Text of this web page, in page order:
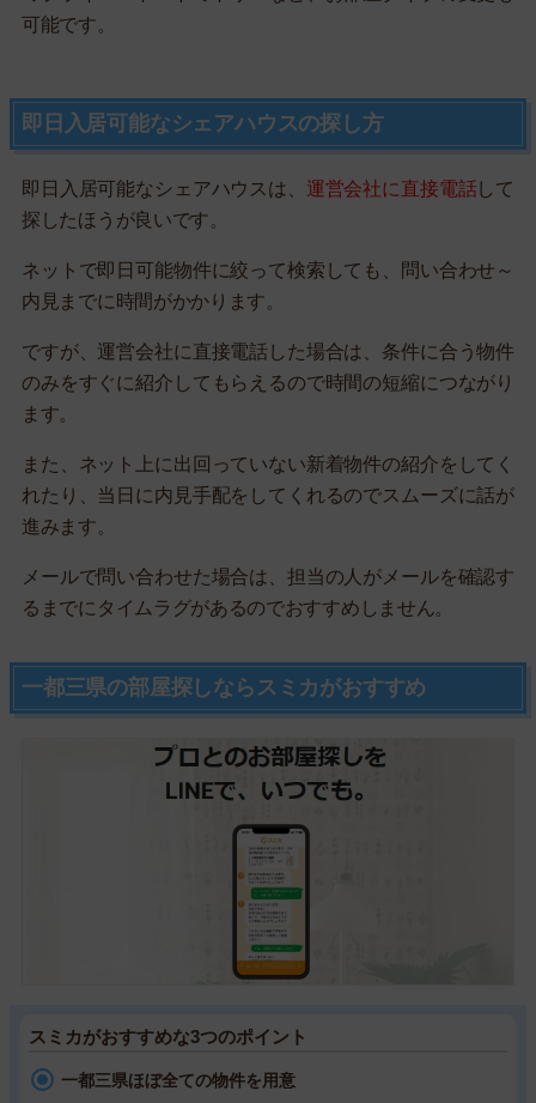
可能です。
即日入居可能なシェアハウスの探し方
即日入居可能なシェアハウスは、 運営会社に直接電話して
探したほうが良いです。
ネットで即日可能物件に絞って検索しても、問い合わせ～
内見までに時間がかかります。
ですが、運営会社に直接電話した場合は、条件に合う物件
のみをすぐに紹介してもらえるので時間の短縮につながり
ます。
また、ネット上に出回っていない新着物件の紹介をしてく
れたり、当日に内見手配をしてくれるのでスムーズに話が
進みます。
メールで問い合わせた場合は、担当の人がメールを確認す
るまでにタイムラグがあるのでおすすめしません。
一都三県の部屋探しならスミカがおすすめ
スミカがおすすめな3つのポイント
一都三県ほぼ全ての物件を用意